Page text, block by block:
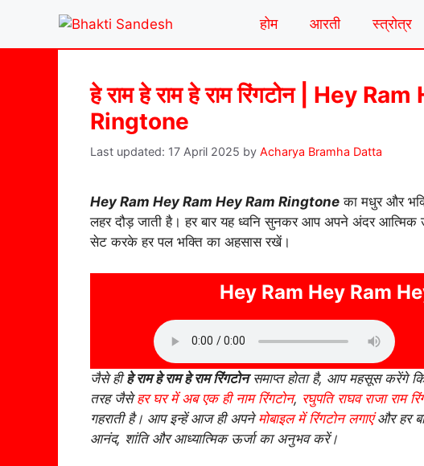
content
होम आरती स्त्रोत्र
हे राम हे राम हे राम रिंगटोन | Hey
Ringtone
17 April 2025 by Acharya Bramha Datta
Hey Ram Hey Ram Hey Ram Ringtone का मधुर और
लहर दौड़ जाती है। हर बार यह ध्वनि सुनकर आप अपने अंदर
सेट करके हर पल भक्ति का अहसास रखें।
Hey Ram Hey Ram
जैसे हीहे राम हे राम हे राम रिंगटोनसमाप्त होता है, आप महसूस करेंगे
तरह जैसेहर घर में अब एक ही नाम रिंगटोन, रघुपति राघव राजा राम
गहराती है। आप इन्हें आज ही अपनेमोबाइल में रिंगटोन लगाएंऔर हर
आनंद, शांति और आध्यात्मिक ऊर्जा का अनुभव करें।